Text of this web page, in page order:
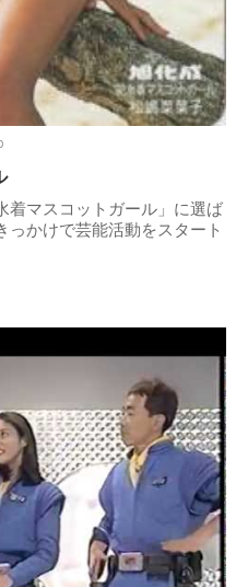
着マスコットガール」に選ば
かけで芸能活動をスタート